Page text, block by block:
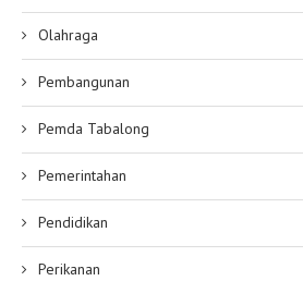
Olahraga
Pembangunan
Pemda Tabalong
Pemerintahan
Pendidikan
Perikanan